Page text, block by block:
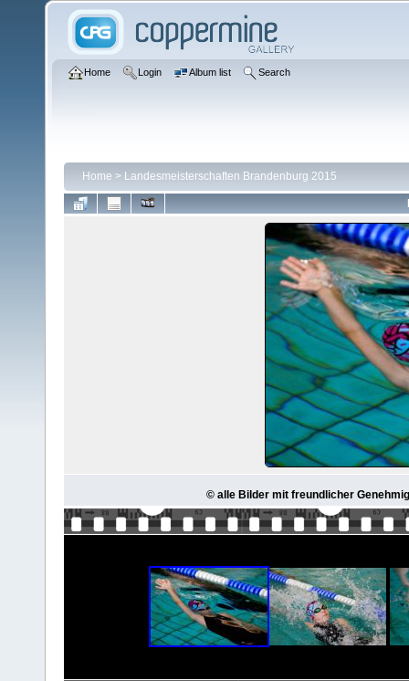
Home Login Album list Search
Home > Landesmeisterschaften Brandenburg 2015
© alle Bilder mit freundlicher